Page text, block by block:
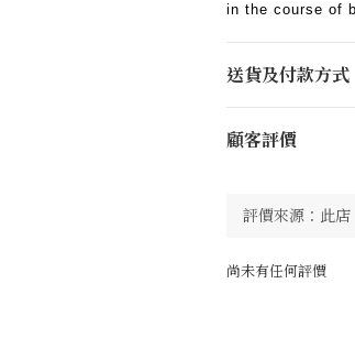
in the course of
送貨及付款方式
顧客評價
尚未有任何評價